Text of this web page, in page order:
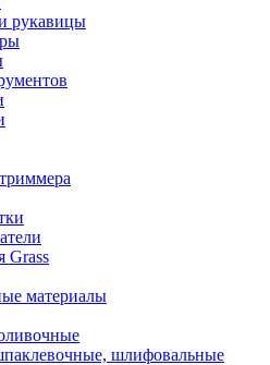
рукавицы
Grass
материалы
шлифовальные